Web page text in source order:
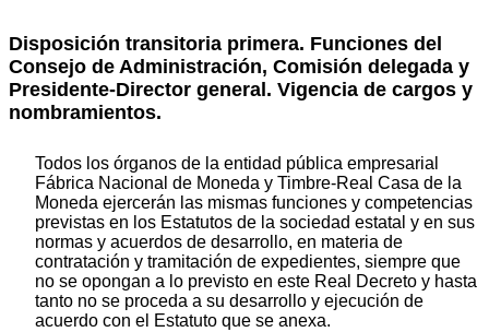
Disposición transitoria primera. Funciones del
Consejo de Administración, Comisión delegada y
Presidente-Director general. Vigencia de cargos y
nombramientos.
Todos los órganos de la entidad pública empresarial
Fábrica Nacional de Moneda y Timbre-Real Casa de la
Moneda ejercerán las mismas funciones y competencias
previstas en los Estatutos de la sociedad estatal y en sus
normas y acuerdos de desarrollo, en materia de
contratación y tramitación de expedientes, siempre que
no se opongan a lo previsto en este Real Decreto y hasta
tanto no se proceda a su desarrollo y ejecución de
acuerdo con el Estatuto que se anexa.